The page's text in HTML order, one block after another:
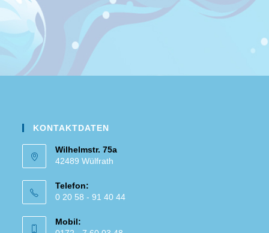
KONTAKTDATEN
Wilhelmstr. 75a
42489 Wülfrath
Telefon:
0 20 58 - 91 40 44
Mobil: